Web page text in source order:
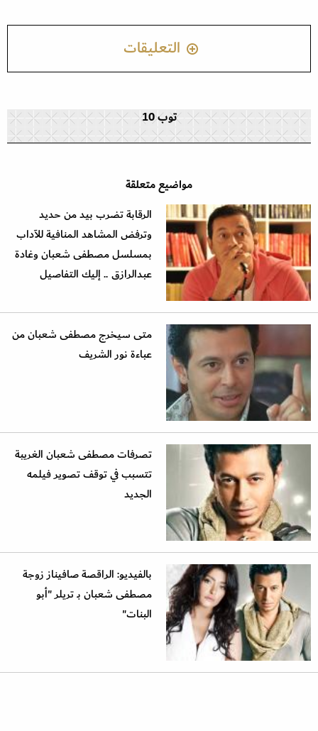
التعليقات
توب 10
مواضيع متعلقة
الرقابة تضرب بيد من حديد
وترفض المشاهد المنافية للآداب
بمسلسل مصطفى شعبان وغادة
عبدالرازق .. إليك التفاصيل
متى سيخرج مصطفى شعبان من
عباءة نور الشريف
تصرفات مصطفى شعبان الغريبة
تتسبب في توقف تصوير فيلمه
الجديد
بالفيديو: الراقصة صافيناز زوجة
مصطفى شعبان بـ تريلر "أبو
البنات"